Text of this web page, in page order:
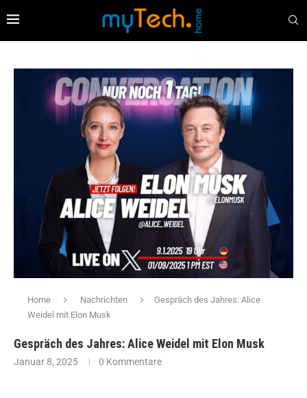
Home Nachrichten
Gespräch des Jahres: Alice
Weidel mit Elon Musk
Gespräch des Jahres: Alice Weidel mit Elon Musk
Januar 8, 2025 0 Kommentare